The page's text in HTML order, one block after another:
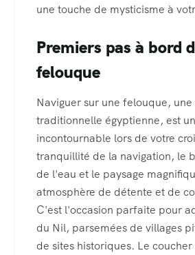
une touche de mysticisme à
Premiers pas à bord
felouque
Naviguer sur une felouque,
traditionnelle égyptienne, est
incontournable lors de votre
tranquillité de la navigation, le
de l'eau et le paysage
atmosphère de détente et de
C'est l'occasion parfaite pour
du Nil, parsemées de villages
de sites historiques. Le